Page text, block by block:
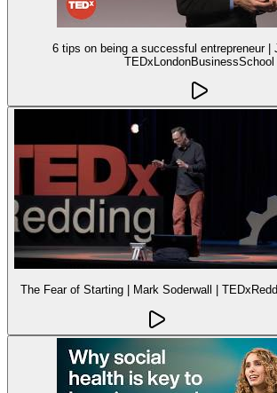
6 tips on being a successful entrepreneur |
TEDxLondonBusinessSchool
The Fear of Starting | Mark Soderwall |